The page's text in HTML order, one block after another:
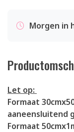
Morgen in
Let op:
Formaat
aaneensluitend
Formaat